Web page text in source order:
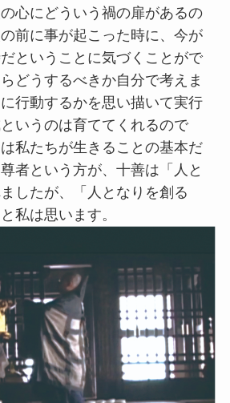
心にどういう禍の扉があるの
前に事が起こった時に、今が
ということに気づくことがで
どうするべきか自分で考えま
行動するかを思い描いて実行
いうのは育ててくれるので
私たちが生きることの基本だ
者という方が、十善は「人と
したが、「人となりを創る
私は思います。